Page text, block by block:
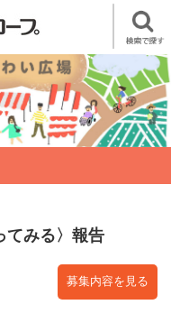
てみる〉報告
募集内容を見る